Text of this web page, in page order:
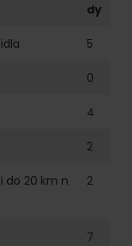
dy
5
0
4
2
do 20 km n
2
7